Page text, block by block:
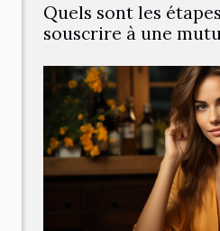
Quels sont les
souscrire à une